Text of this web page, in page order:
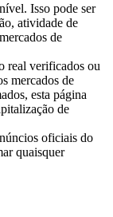
Isso pode ser
atividade de
de
real verificados ou
mercados de
esta página
de
oficiais do
quaisquer